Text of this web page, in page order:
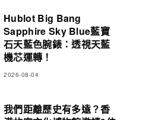
Hublot Big Bang
Sapphire Sky Blue藍寶
石天藍色腕錶：透視天藍
機芯運轉！
2026-08-04
我們距離歷史有多遠？香